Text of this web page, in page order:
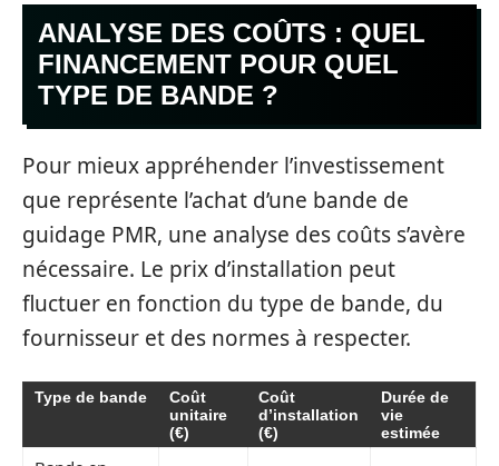
ANALYSE DES COÛTS : QUEL
FINANCEMENT POUR QUEL
TYPE DE BANDE ?
Pour mieux appréhender l’investissement
que représente l’achat d’une bande de
guidage PMR, une analyse des coûts s’avère
nécessaire. Le prix d’installation peut
fluctuer en fonction du type de bande, du
fournisseur et des normes à respecter.
Type de bande
Coût
unitaire
(€)
Coût
d’installation
(€)
Durée de
vie
estimée